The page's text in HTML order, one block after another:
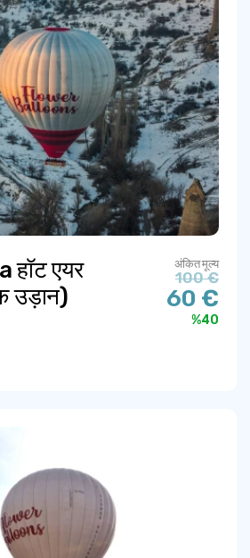
एयर
उड़ान)
अंकित मूल्य
100 €
60 €
%40